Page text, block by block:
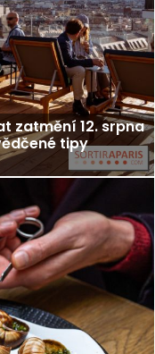
zatmění 12. srpna
tipy